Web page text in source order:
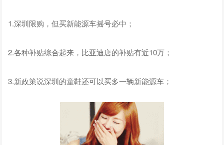
1.深圳限购，但买新能源车摇号必中；
2.各种补贴综合起来，比亚迪唐的补贴有近10万；
3.新政策说深圳的童鞋还可以买多一辆新能源车；